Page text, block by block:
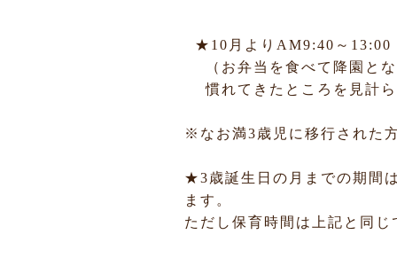
★10月よりAM9:40～13:00
（お弁当を食べて降園とな
慣れてきたところを見計
※なお満3歳児に移行された
★3歳誕生日の月までの期間
ます。
ただし保育時間は上記と同じ